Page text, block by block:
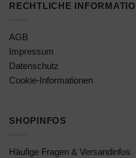
RECHTLICHE
AGB
Impressum
Datenschutz
Cookie-Informationen
SHOPINFOS
Häufige Fragen & Versandinfos